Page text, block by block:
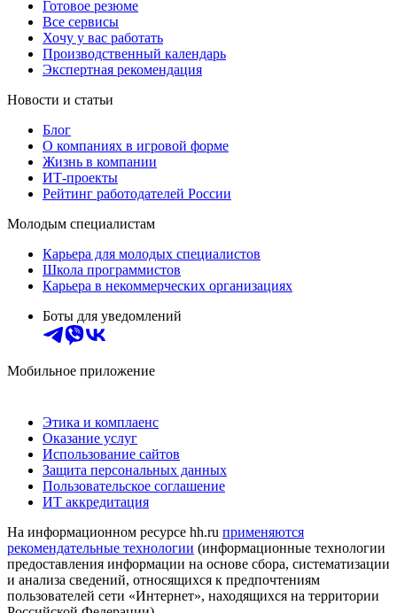
Готовое резюме
Все сервисы
Хочу у вас работать
Производственный календарь
Экспертная рекомендация
Новости и статьи
Блог
О компаниях в игровой форме
Жизнь в компании
ИТ-проекты
Рейтинг работодателей России
Молодым специалистам
Карьера для молодых специалистов
Школа программистов
Карьера в некоммерческих организациях
Боты для уведомлений
Мобильное приложение
Этика и комплаенс
Оказание услуг
Использование сайтов
Защита персональных данных
Пользовательское соглашение
ИТ аккредитация
На информационном ресурсе hh.ru применяются
рекомендательные технологии (информационные технологии
предоставления информации на основе сбора, систематизации
и анализа сведений, относящихся к предпочтениям
пользователей сети «Интернет», находящихся на территории